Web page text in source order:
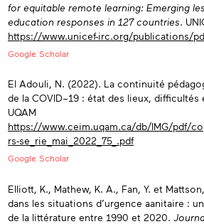
for equitable remote learning: Emerging
education responses in 127 countries.
https://www.unicef-irc.org/publications/
Google Scholar
El Adouli, N. (2022). La continuité
de la COVID–19 : état des lieux, difficultés
UQAM
https://www.ceim.uqam.ca/db/IMG/pdf/
rs-se_rie_ mai_2022_75_.pdf
Google Scholar
Elliott, K., Mathew, K. A., Fan, Y. et
dans les situations d’urgence aanitaire :
de la littérature entre 1990 et 2020.